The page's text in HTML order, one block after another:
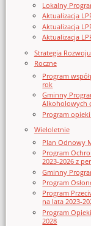
Lokalny
Aktualizacja
Aktualizacja
Aktualizacja
Strategia
Roczne
Program
rok
Gminny
Alkoholowych
Program
Wieloletnie
Plan Odnowy
Program
2023-2026 z
Gminny
Program
Program
na lata 2023-
Program
2028